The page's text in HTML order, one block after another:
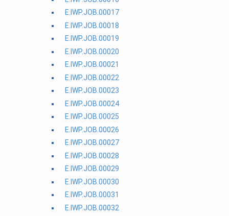
E.IWP.JOB.00017
E.IWP.JOB.00018
E.IWP.JOB.00019
E.IWP.JOB.00020
E.IWP.JOB.00021
E.IWP.JOB.00022
E.IWP.JOB.00023
E.IWP.JOB.00024
E.IWP.JOB.00025
E.IWP.JOB.00026
E.IWP.JOB.00027
E.IWP.JOB.00028
E.IWP.JOB.00029
E.IWP.JOB.00030
E.IWP.JOB.00031
E.IWP.JOB.00032